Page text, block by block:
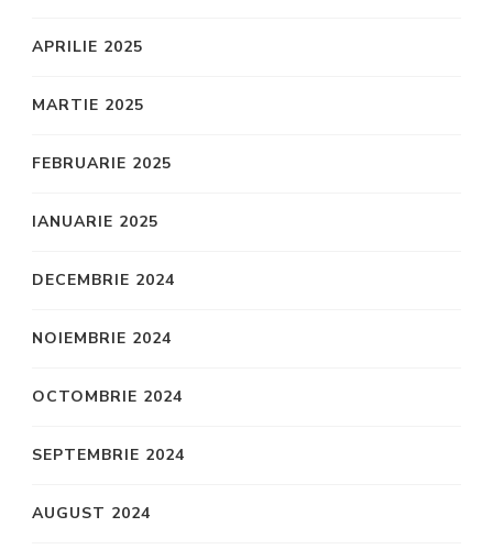
APRILIE 2025
MARTIE 2025
FEBRUARIE 2025
IANUARIE 2025
DECEMBRIE 2024
NOIEMBRIE 2024
OCTOMBRIE 2024
SEPTEMBRIE 2024
AUGUST 2024